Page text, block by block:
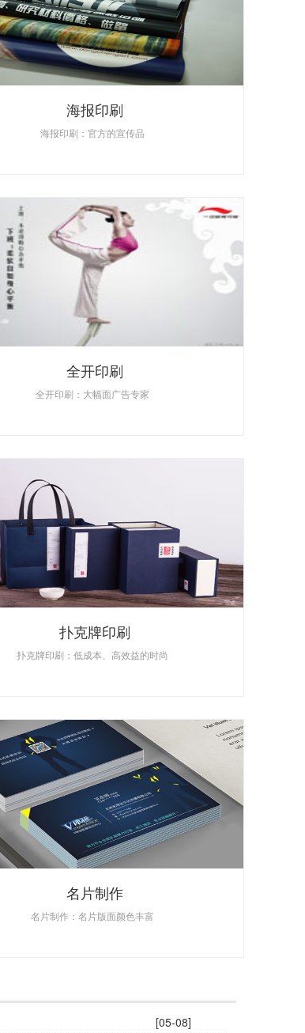
海报印刷
海报印刷：官方的宣传品
全开印刷
全开印刷：大幅面广告专家
扑克牌印刷
扑克牌印刷：低成本、高效益的时尚
名片制作
名片制作：名片版面颜色丰富
[05-08]